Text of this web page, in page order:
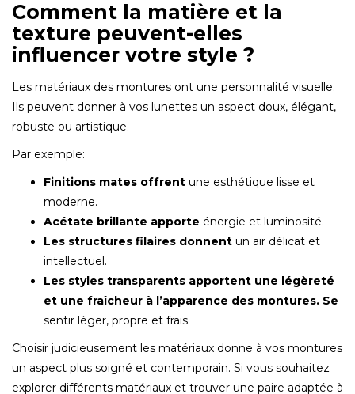
Comment la matière et la
texture peuvent-elles
influencer votre style ?
Les matériaux des montures ont une personnalité visuelle.
Ils peuvent donner à vos lunettes un aspect doux, élégant,
robuste ou artistique.
Par exemple:
Finitions mates offrent une esthétique lisse et
moderne.
Acétate brillante apporte énergie et luminosité.
Les structures filaires donnent un air délicat et
intellectuel.
Les styles transparents apportent une légèreté
et une fraîcheur à l’apparence des montures. Se
sentir léger, propre et frais.
Choisir judicieusement les matériaux donne à vos montures
un aspect plus soigné et contemporain. Si vous souhaitez
explorer différents matériaux et trouver une paire adaptée à